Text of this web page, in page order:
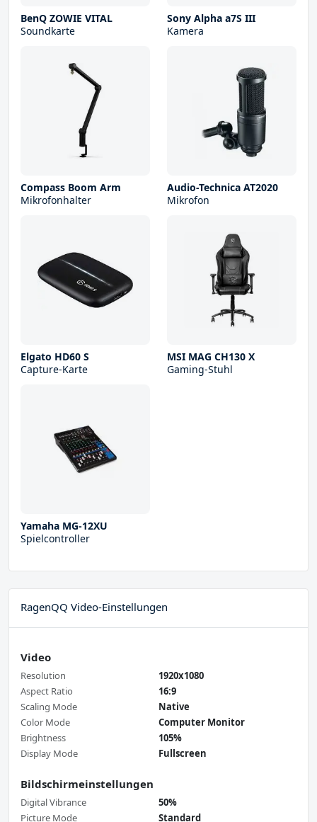
BenQ ZOWIE VITAL
Soundkarte
Sony Alpha a7S III
Kamera
Compass Boom Arm
Mikrofonhalter
Audio-Technica AT2020
Mikrofon
Elgato HD60 S
Capture-Karte
MSI MAG CH130 X
Gaming-Stuhl
Yamaha MG-12XU
Spielcontroller
RagenQQ Video-Einstellungen
Video
Resolution
1920x1080
Aspect Ratio
16:9
Scaling Mode
Native
Color Mode
Computer Monitor
Brightness
105%
Display Mode
Fullscreen
Bildschirmeinstellungen
Digital Vibrance
50%
Picture Mode
Standard